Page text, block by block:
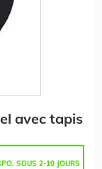
avec tapis
SOUS 2-10 JOURS